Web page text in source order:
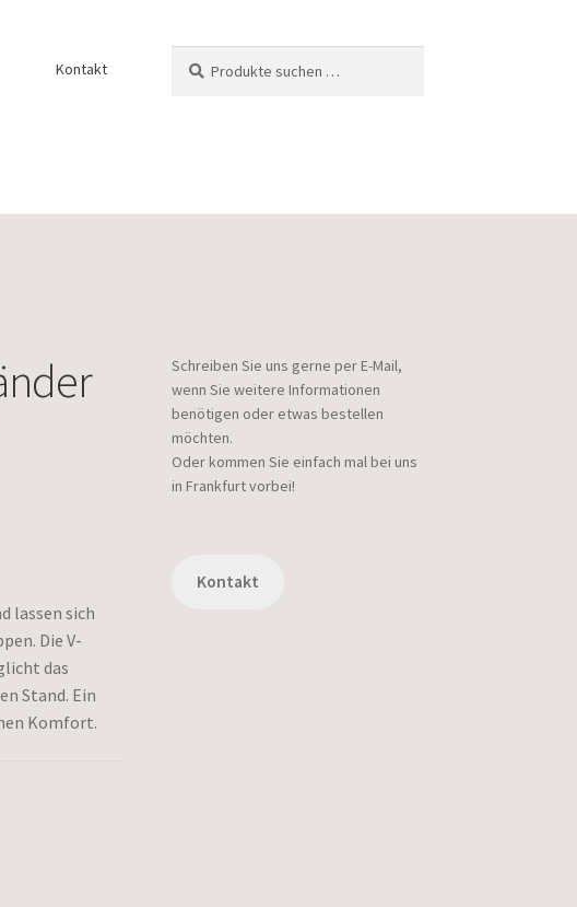
Kontakt
nach:
lassen sich
Die V-
das
Stand. Ein
Komfort.
Schreiben Sie uns gerne per E-Mail,
wenn Sie weitere Informationen
benötigen oder etwas bestellen
möchten.
Oder kommen Sie einfach mal bei uns
in Frankfurt vorbei!
Kontakt